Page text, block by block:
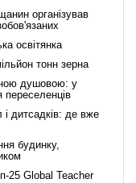
організував
освітянка
тонн зерна
душовою: у
переселенців
і дитсадків: де вже
будинку,
25 Global Teacher